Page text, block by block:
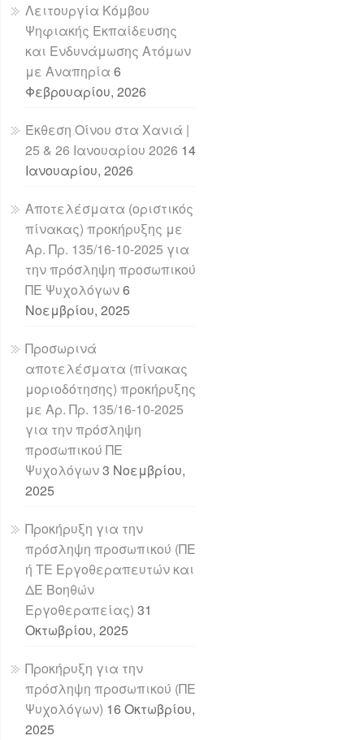
Λειτουργία Κόμβου
Ψηφιακής Εκπαίδευσης
και Ενδυνάμωσης Ατόμων
με Αναπηρία 6
Φεβρουαρίου, 2026
Έκθεση Οίνου στα Χανιά |
25 & 26 Ιανουαρίου 2026 14
Ιανουαρίου, 2026
Αποτελέσματα (οριστικός
πίνακας) προκήρυξης με
Αρ. Πρ. 135/16-10-2025 για
την πρόσληψη προσωπικού
ΠΕ Ψυχολόγων6
Νοεμβρίου, 2025
Προσωρινά
αποτελέσματα (πίνακας
μοριοδότησης) προκήρυξης
με Αρ. Πρ. 135/16-10-2025
για την πρόσληψη
προσωπικού ΠΕ
Ψυχολόγων3 Νοεμβρίου,
2025
Προκήρυξη για την
πρόσληψη προσωπικού (ΠΕ
ή ΤΕ Εργοθεραπευτών και
ΔΕ Βοηθών
Εργοθεραπείας) 31
Οκτωβρίου, 2025
Προκήρυξη για την
πρόσληψη προσωπικού (ΠΕ
Ψυχολόγων) 16 Οκτωβρίου,
2025